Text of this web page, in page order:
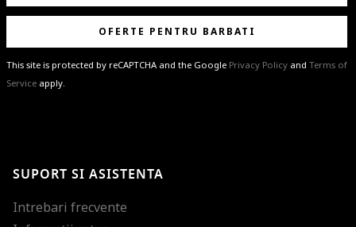
OFERTE PENTRU BARBATI
This site is protected by reCAPTCHA and the Google Privacy Policy and Terms of
Service apply.
ultimele tendinte in moda!
SUPORT SI ASISTENTA
Intrebari frecvente